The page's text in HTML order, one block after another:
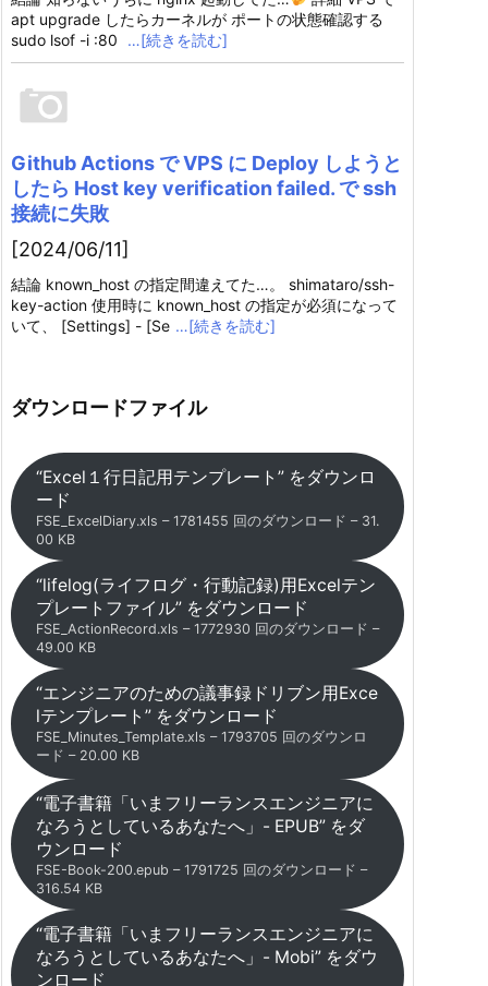
apt upgrade したらカーネルが ポートの状態確認する
sudo lsof -i :80
…[続きを読む]
Github Actions で VPS に Deploy しようと
したら Host key verification failed. で ssh
接続に失敗
[2024/06/11]
結論 known_host の指定間違えてた…。 shimataro/ssh-
key-action 使用時に known_host の指定が必須になって
いて、 [Settings] - [Se …[続きを読む]
ダウンロードファイル
“Excel１行日記用テンプレート” をダウンロ
ード
FSE_ExcelDiary.xls – 1781455 回のダウンロード – 31.
00 KB
“lifelog(ライフログ・行動記録)用Excelテン
プレートファイル” をダウンロード
FSE_ActionRecord.xls – 1772930 回のダウンロード –
49.00 KB
“エンジニアのための議事録ドリブン用Exce
lテンプレート” をダウンロード
FSE_Minutes_Template.xls – 1793705 回のダウンロ
ード – 20.00 KB
“電子書籍「いまフリーランスエンジニアに
なろうとしているあなたへ」- EPUB” をダ
ウンロード
FSE-Book-200.epub – 1791725 回のダウンロード –
316.54 KB
“電子書籍「いまフリーランスエンジニアに
なろうとしているあなたへ」- Mobi” をダウ
ンロード